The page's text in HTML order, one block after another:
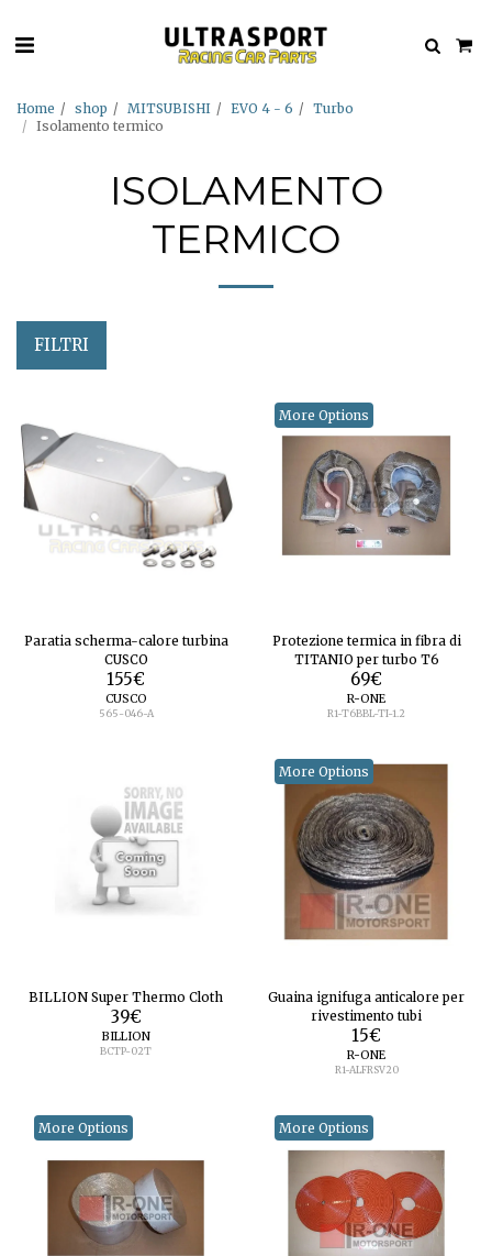
Home shop MITSUBISHI EVO 4 - 6
Turbo
Isolamento termico
ISOLAMENTO
TERMICO
FILTRI
Paratia scherma-calore turbina
CUSCO
155€
CUSCO
565-046-A
More Options
Protezione termica in fibra di
TITANIO per turbo T6
69€
R-ONE
R1-T6BBL-TI-1.2
BILLION Super Thermo Cloth
39€
BILLION
BCTP-02T
More Options
Guaina ignifuga anticalore per
rivestimento tubi
15€
R-ONE
R1-ALFRSV20
More Options More Options